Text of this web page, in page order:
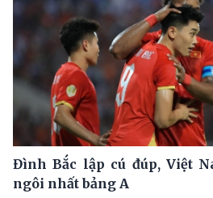
Đình Bắc lập cú đúp, Việt
ngôi nhất bảng A